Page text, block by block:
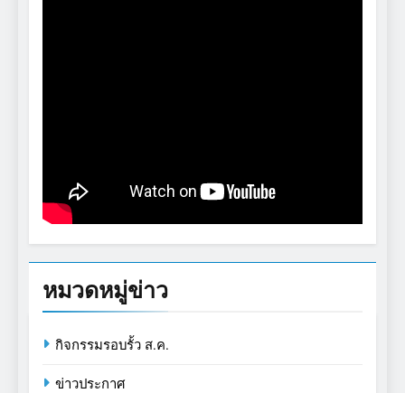
หมวดหมู่ข่าว
กิจกรรมรอบรั้ว ส.ค.
ข่าวประกาศ